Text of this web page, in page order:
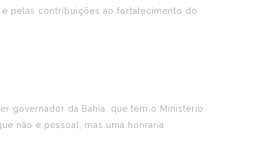
pelas contribuições ao fortalecimento do
governador da Bahia, que tem o Ministério
não é pessoal, mas uma honraria